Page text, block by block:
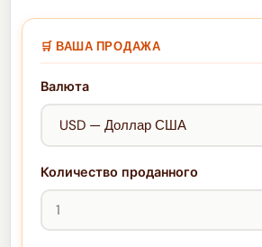
🛒 ВАША ПРОДАЖА
Валюта
Количество проданного